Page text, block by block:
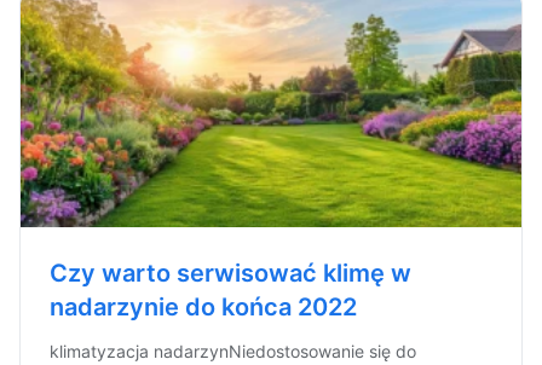
Czy warto serwisować klimę w
nadarzynie do końca 2022
klimatyzacja nadarzynNiedostosowanie się do